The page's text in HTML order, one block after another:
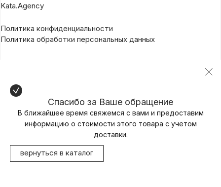
Kata.Agency
Политика конфиденциальности
Политика обработки персональных данных
Спасибо за Ваше обращение
В ближайшее время свяжемся с вами и предоставим
информацию о стоимости этого товара с учетом
доставки.
вернуться в каталог